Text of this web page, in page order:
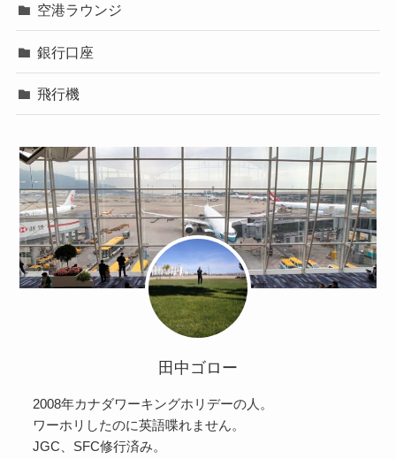
空港ラウンジ
銀行口座
飛行機
田中ゴロー
2008年カナダワーキングホリデーの人。
ワーホリしたのに英語喋れません。
JGC、SFC修行済み。